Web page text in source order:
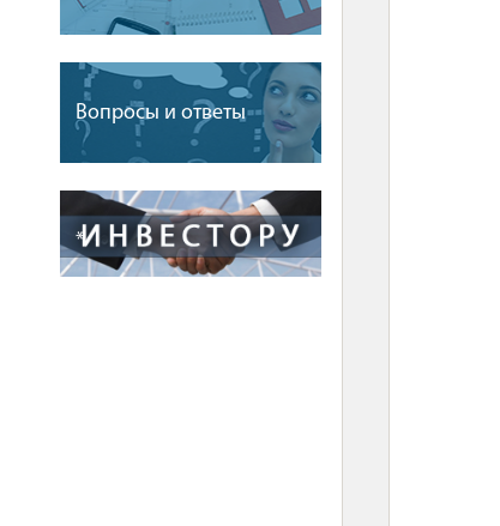
Вопросы и ответы
*